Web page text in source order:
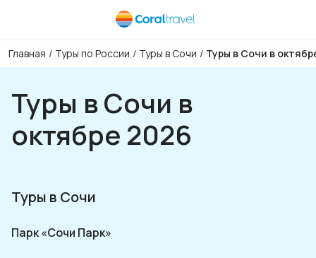
Главная / Туры по России / Туры в Сочи / Туры в Сочи в
Туры в Сочи в
октябре 2026
Туры в Сочи
Парк «Сочи Парк»